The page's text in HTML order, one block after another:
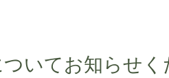
いてお知らせく